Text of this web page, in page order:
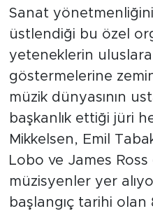
Sanat
üstlendiği bu özel
yeteneklerin
göstermelerine
müzik dünyasının
başkanlık ettiği jüri
Mikkelsen, Emil
Lobo ve James
müzisyenler yer
başlangıç tarihi